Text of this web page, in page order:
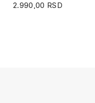
2.990,00 RSD